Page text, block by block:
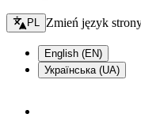
Zmień język - bieżący:
PL Zmień język
English (EN)
Українська (UA)